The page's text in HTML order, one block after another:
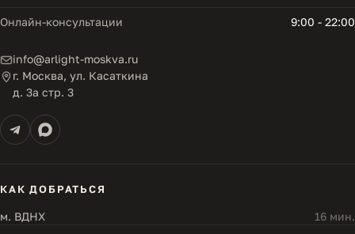
Онлайн-консультации 9:00 - 22:00
info@arlight-moskva.ru
г. Москва, ул. Касаткина
д. 3а стр. 3
КАК ДОБРАТЬСЯ
м. ВДНХ
16 мин.